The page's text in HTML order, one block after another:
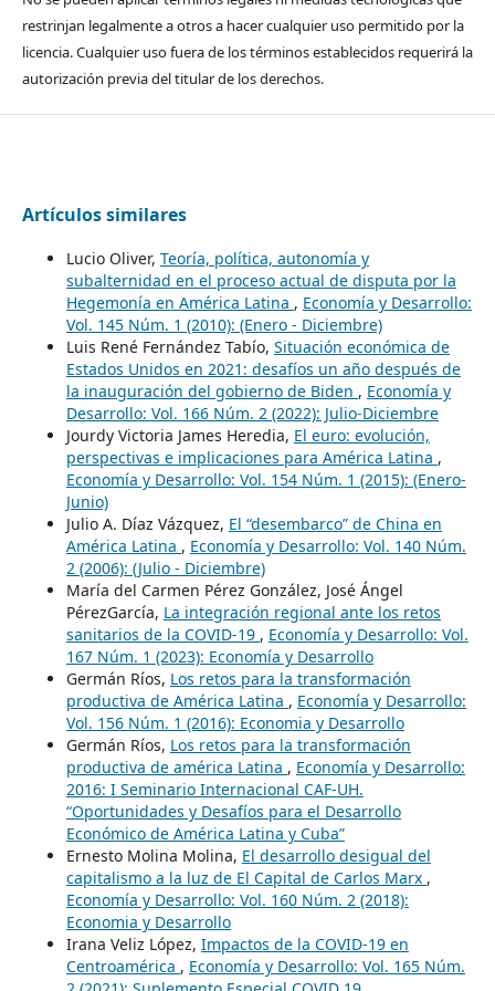
restrinjan legalmente a otros a hacer cualquier uso permitido por la
licencia. Cualquier uso fuera de los términos establecidos requerirá la
autorización previa del titular de los derechos.
Artículos similares
Lucio Oliver, Teoría, política, autonomía y
subalternidad en el proceso actual de disputa por la
Hegemonía en América Latina , Economía y Desarrollo:
Vol. 145 Núm. 1 (2010): (Enero - Diciembre)
Luis René Fernández Tabío, Situación económica de
Estados Unidos en 2021: desafíos un año después de
la inauguración del gobierno de Biden , Economía y
Desarrollo: Vol. 166 Núm. 2 (2022): Julio-Diciembre
Jourdy Victoria James Heredia, El euro: evolución,
perspectivas e implicaciones para América Latina ,
Economía y Desarrollo: Vol. 154 Núm. 1 (2015): (Enero-
Junio)
Julio A. Díaz Vázquez, El “desembarco” de China en
América Latina , Economía y Desarrollo: Vol. 140 Núm.
2 (2006): (Julio - Diciembre)
María del Carmen Pérez González, José Ángel
PérezGarcía, La integración regional ante los retos
sanitarios de la COVID-19 , Economía y Desarrollo: Vol.
167 Núm. 1 (2023): Economía y Desarrollo
Germán Ríos, Los retos para la transformación
productiva de América Latina , Economía y Desarrollo:
Vol. 156 Núm. 1 (2016): Economia y Desarrollo
Germán Ríos, Los retos para la transformación
productiva de américa Latina , Economía y Desarrollo:
2016: I Seminario Internacional CAF-UH.
“Oportunidades y Desafíos para el Desarrollo
Económico de América Latina y Cuba”
Ernesto Molina Molina, El desarrollo desigual del
capitalismo a la luz de El Capital de Carlos Marx ,
Economía y Desarrollo: Vol. 160 Núm. 2 (2018):
Economia y Desarrollo
Irana Veliz López, Impactos de la COVID-19 en
Centroamérica , Economía y Desarrollo: Vol. 165 Núm.